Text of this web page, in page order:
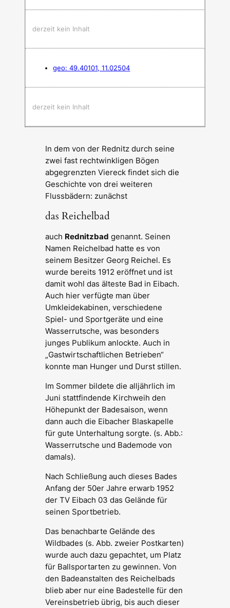
derzeit kein Inhalt
geo: 49.40101, 11.02504
derzeit kein Inhalt
In dem von der Rednitz durch seine
zwei fast rechtwinkligen Bögen
abgegrenzten Viereck findet sich die
Geschichte von drei weiteren
Flussbädern: zunächst
das Reichelbad
auch Rednitzbad genannt. Seinen
Namen Reichelbad hatte es von
seinem Besitzer Georg Reichel. Es
wurde bereits 1912 eröffnet und ist
damit wohl das älteste Bad in Eibach.
Auch hier verfügte man über
Umkleidekabinen, verschiedene
Spiel- und Sportgeräte und eine
Wasserrutsche, was besonders
junges Publikum anlockte. Auch in
„Gastwirtschaftlichen Betrieben“
konnte man Hunger und Durst stillen.
Im Sommer bildete die alljährlich im
Juni stattfindende Kirchweih den
Höhepunkt der Badesaison, wenn
dann auch die Eibacher Blaskapelle
für gute Unterhaltung sorgte. (s. Abb.:
Wasserrutsche und Bademode von
damals).
Nach Schließung auch dieses Bades
Anfang der 50er Jahre erwarb 1952
der TV Eibach 03 das Gelände für
seinen Sportbetrieb.
Das benachbarte Gelände des
Wildbades (s. Abb. zweier Postkarten)
wurde auch dazu gepachtet, um Platz
für Ballsportarten zu gewinnen. Von
den Badeanstalten des Reichelbads
blieb aber nur eine Badestelle für den
Vereinsbetrieb übrig, bis auch dieser